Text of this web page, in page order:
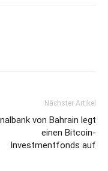
Nächster Artikel
von Bahrain legt
einen Bitcoin-
Investmentfonds auf